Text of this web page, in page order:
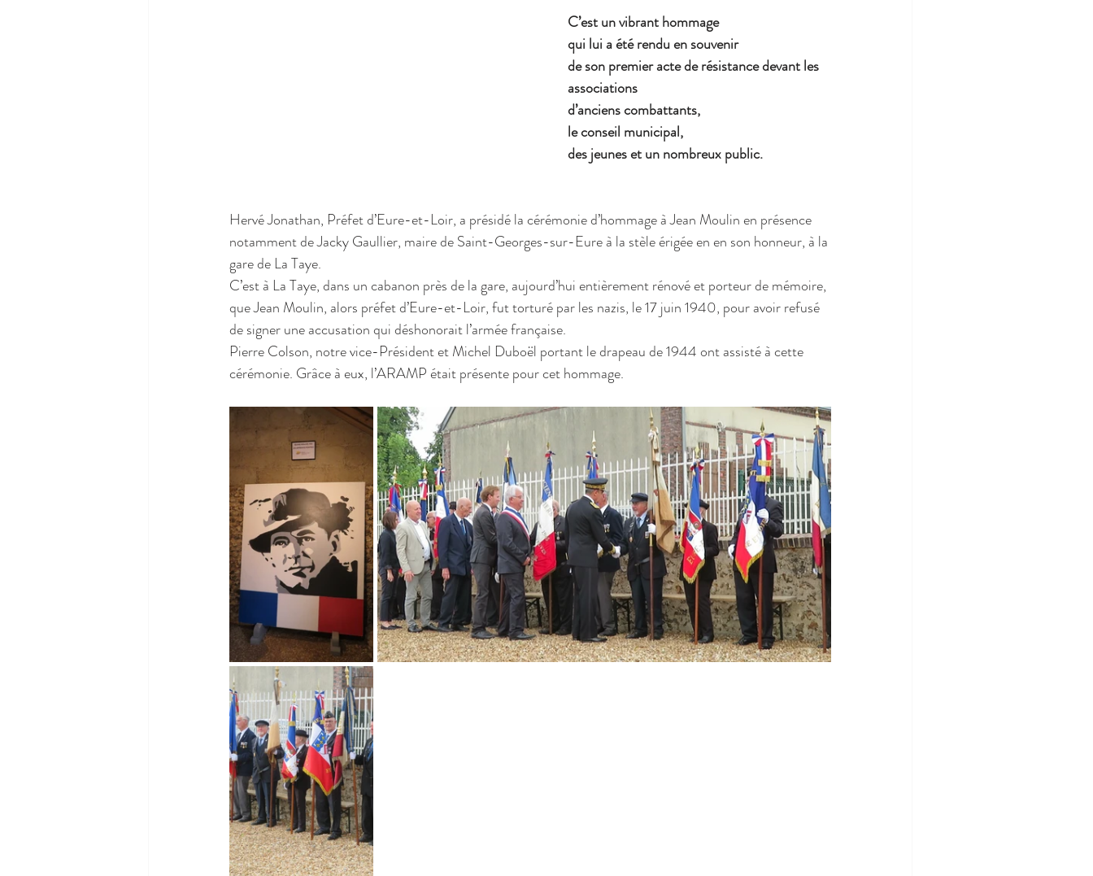
C’est un vibrant hommage
qui lui a été rendu en souvenir
de son premier acte de résistance devant les
associations
d’anciens combattants,
le conseil municipal,
des jeunes et un nombreux public.
Hervé Jonathan, Préfet d’Eure-et-Loir, a présidé la cérémonie d’hommage à Jean Moulin en présence
notamment de Jacky Gaullier, maire de Saint-Georges-sur-Eure à la stèle érigée en en son honneur, à la
gare de La Taye.
C’est à La Taye, dans un cabanon près de la gare, aujourd’hui entièrement rénové et porteur de mémoire,
que Jean Moulin, alors préfet d’Eure-et-Loir, fut torturé par les nazis, le 17 juin 1940, pour avoir refusé
de signer une accusation qui déshonorait l’armée française.
Pierre Colson, notre vice-Président et Michel Duboël portant le drapeau de 1944 ont assisté à cette
cérémonie. Grâce à eux, l’ARAMP était présente pour cet hommage.